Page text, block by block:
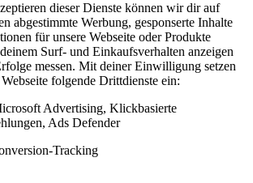
dieser Dienste können wir dir auf
abgestimmte Werbung, gesponserte Inhalte
für unsere Webseite oder Produkte
Surf- und Einkaufsverhalten anzeigen
messen. Mit deiner Einwilligung setzen
folgende Drittdienste ein:
Advertising, Klickbasierte
Ads Defender
Tracking